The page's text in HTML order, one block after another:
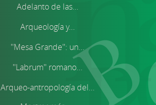
Adelanto de las...
Arqueología y...
''Mesa Grande'': un...
''Labrum'' romano...
Arqueo-antropología del...